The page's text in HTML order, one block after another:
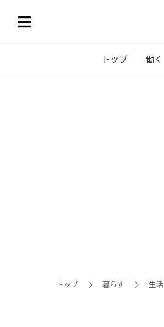
トップ 働く
トップ 暮らす 生活